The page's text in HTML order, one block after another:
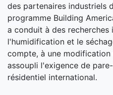
des partenaires industriels
programme Building
a conduit à des recherches
l'humidification et le
compte, à une
assoupli l'exigence de
résidentiel international.